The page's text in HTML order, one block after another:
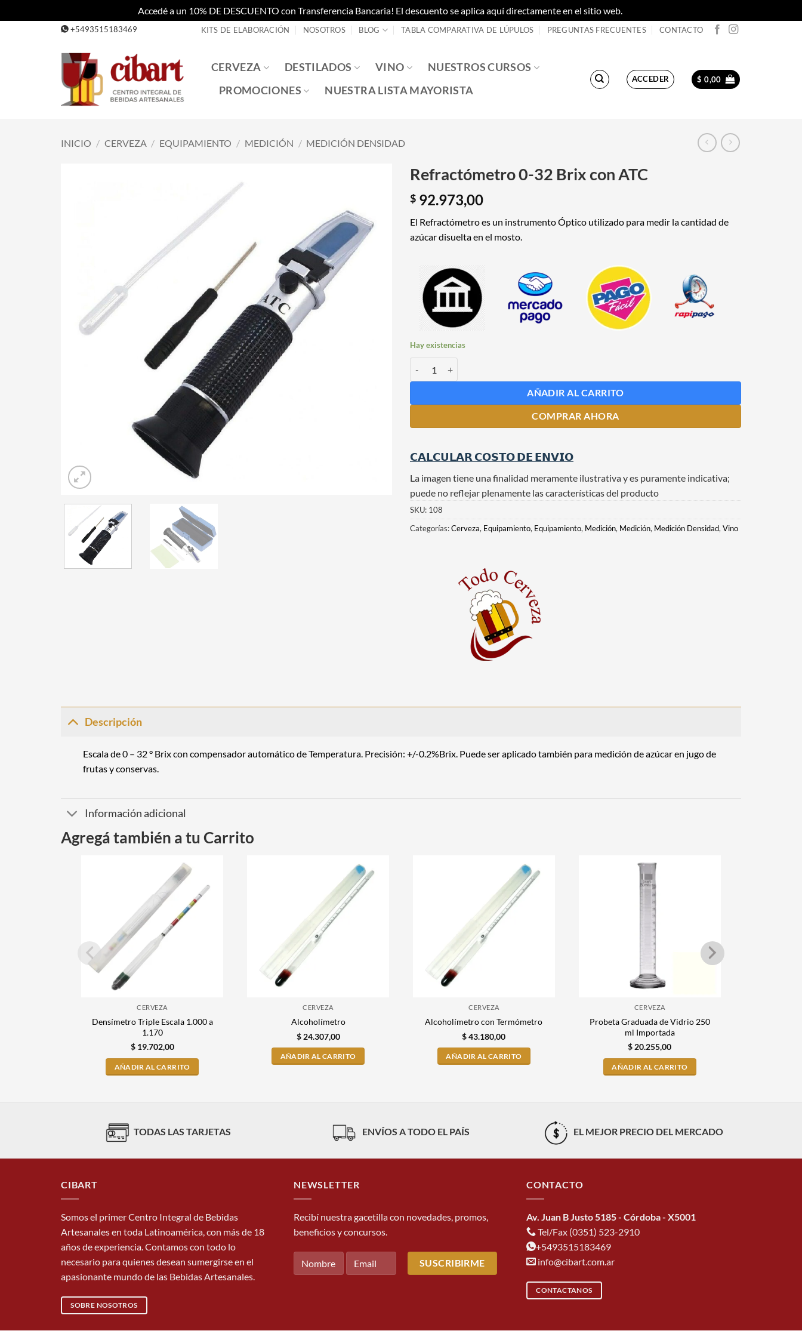
Accedé a un 10% DE DESCUENTO con Transferencia Bancaria! El descuento se aplica aquí directamente en el sitio web.
+5493515183469 KITS DE ELABORACIÓN NOSOTROS BLOG TABLA COMPARATIVA DE LÚPULOS PREGUNTAS FRECUENTES CONTACTO
CERVEZA DESTILADOS VINO
NUESTROS CURSOS
PROMOCIONES
NUESTRA LISTA MAYORISTA
ACCEDER $ 0,00
INICIO / CERVEZA / EQUIPAMIENTO / MEDICIÓN / MEDICIÓN DENSIDAD
Refractómetro 0-32 Brix con ATC
$ 92.973,00
El Refractómetro es un instrumento Óptico utilizado para medir la cantidad de
azúcar disuelta en el mosto.
Hay existencias
AÑADIR AL CARRITO
COMPRAR AHORA
𝗖𝗔𝗟𝗖𝗨𝗟𝗔𝗥 𝗖𝗢𝗦𝗧𝗢 𝗗𝗘 𝗘𝗡𝗩𝗜𝗢
La imagen tiene una finalidad meramente ilustrativa y es puramente indicativa;
puede no reflejar plenamente las características del producto
SKU: 108
Categorías:Cerveza, Equipamiento, Equipamiento, Medición, Medición, Medición Densidad,Vino
Descripción
Escala de 0 – 32 ° Brix con compensador automático de Temperatura. Precisión: +/-0.2%Brix. Puede ser aplicado también para medición de azúcar en jugo de
frutas y conservas.
Información adicional
Agregá también a tu Carrito
CERVEZA
Densímetro Triple Escala 1.000 a
1.170
$19.702,00
AÑADIR AL CARRITO
CERVEZA
Alcoholímetro
$24.307,00
AÑADIR AL CARRITO
CERVEZA
Alcoholímetro con Termómetro
$43.180,00
AÑADIR AL CARRITO
CERVEZA
Probeta Graduada de Vidrio 250
ml Importada
$ 20.255,00
AÑADIR AL CARRITO
TODAS LAS TARJETAS ENVÍOS A TODO EL PAÍS EL MEJOR PRECIO DEL MERCADO
CIBART
Somos el primer Centro Integral de Bebidas
Artesanales en toda Latinoamérica, con más de 18
años de experiencia. Contamos con todo lo
necesario para quienes desean sumergirse en el
apasionante mundo de las Bebidas Artesanales.
SOBRE NOSOTROS
NEWSLETTER
Recibí nuestra gacetilla con novedades, promos,
beneficios y concursos.
CONTACTO
Av. Juan B Justo 5185 - Córdoba - X5001
Tel/Fax (0351) 523-2910
+5493515183469
info@cibart.com.ar
CONTACTANOS